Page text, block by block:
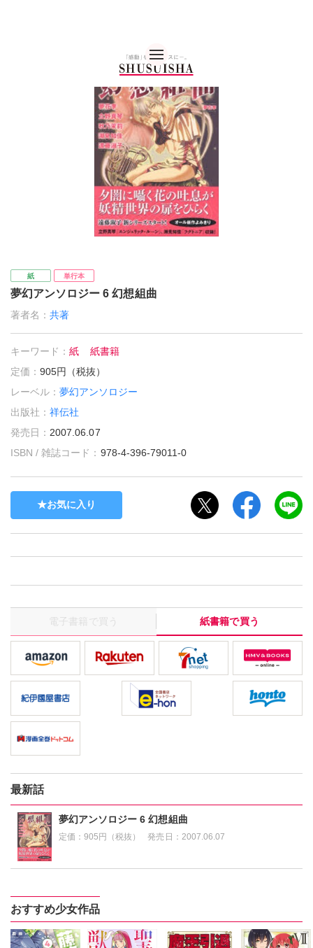
紙 単行本
夢幻アンソロジー 6 幻想組曲
著者名：共著
キーワード：紙
紙書籍
定価：905円（税抜）
レーベル：夢幻アンソロジー
出版社：祥伝社
発売日： 2007.06.07
ISBN / 雑誌コード： 978-4-396-79011-0
お気に入り
電子書籍で買う 紙書籍で買う
最新話
夢幻アンソロジー 6 幻想組曲
定価：905円（税抜） 発売日： 2007.06.07
おすすめ少女作品